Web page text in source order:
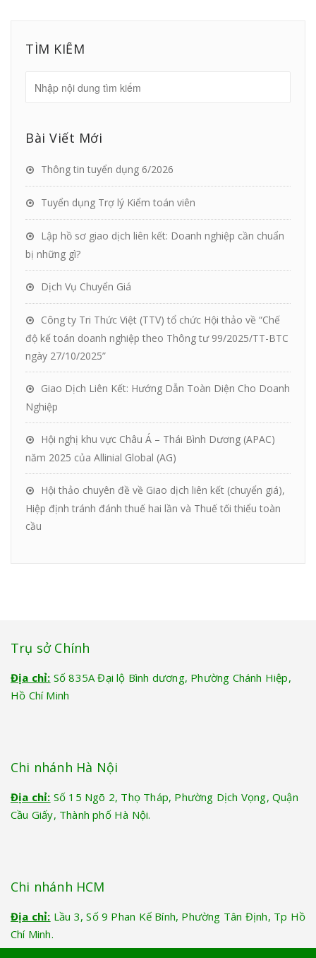
TÌM KIẾM
Bài Viết Mới
Thông tin tuyển dụng 6/2026
Tuyển dụng Trợ lý Kiểm toán viên
Lập hồ sơ giao dịch liên kết: Doanh nghiệp cần chuẩn
bị những gì?
Dịch Vụ Chuyển Giá
Công ty Tri Thức Việt (TTV) tổ chức Hội thảo về “Chế
độ kế toán doanh nghiệp theo Thông tư 99/2025/TT-BTC
ngày 27/10/2025”
Giao Dịch Liên Kết: Hướng Dẫn Toàn Diện Cho Doanh
Nghiệp
Hội nghị khu vực Châu Á – Thái Bình Dương (APAC)
năm 2025 của Allinial Global (AG)
Hội thảo chuyên đề về Giao dịch liên kết (chuyển giá),
Hiệp định tránh đánh thuế hai lần và Thuế tối thiểu toàn
cầu
Trụ sở Chính
Địa chỉ: Số 835A Đại lộ Bình dương, Phường Chánh Hiệp,
Hồ Chí Minh
Chi nhánh Hà Nội
Địa chỉ: Số 15 Ngõ 2, Thọ Tháp, Phường Dịch Vọng, Quận
Cầu Giấy, Thành phố Hà Nội.
Chi nhánh HCM
Địa chỉ: Lầu 3, Số 9 Phan Kế Bính, Phường Tân Định, Tp Hồ
Chí Minh.